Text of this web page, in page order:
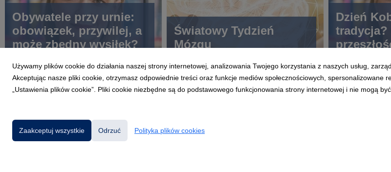
Obywatele przy urnie:
obowiązek, przywilej, a
może zbędny wysiłek?
Światowy Tydzień
Mózgu
Dzień
tradycja?
mitach
Używamy plików cookie do działania naszej strony internetowej, analizowania Twojego korzystania z naszych usług,
Akceptując nasze pliki cookie, otrzymasz odpowiednie treści oraz funkcje mediów społecznościowych,
„Ustawienia plików cookie”. Pliki cookie niezbędne są do podstawowego funkcjonowania strony internetowej i nie mogą
Zaakceptuj wszystkie Odrzuć Polityka plików cookies